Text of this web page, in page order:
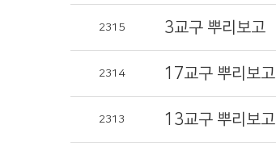
2315 3교구 뿌리보고
2314 17교구 뿌리보고
2313 13교구 뿌리보고